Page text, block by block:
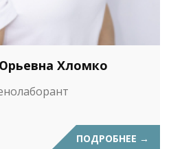
Хломко
ПОДРОБНЕЕ →